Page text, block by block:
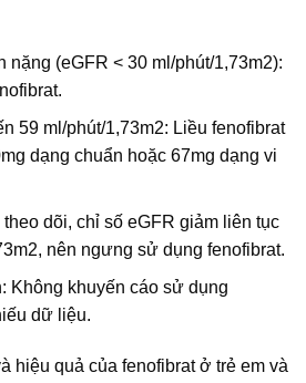
nặng (eGFR < 30 ml/phút/1,73m2):
59 ml/phút/1,73m2: Liều fenofibrat
dạng chuẩn hoặc 67mg dạng vi
dõi, chỉ số eGFR giảm liên tục
nên ngưng sử dụng fenofibrat.
Không khuyến cáo sử dụng
dữ liệu.
hiệu quả của fenofibrat ở trẻ em và